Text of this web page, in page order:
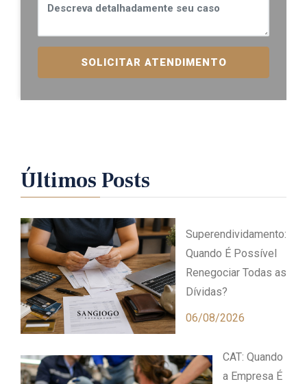
SOLICITAR ATENDIMENTO
Últimos Posts
Superendividamento:
Quando É Possível
Renegociar Todas as
Dívidas?
06/08/2026
CAT: Quando
a Empresa É